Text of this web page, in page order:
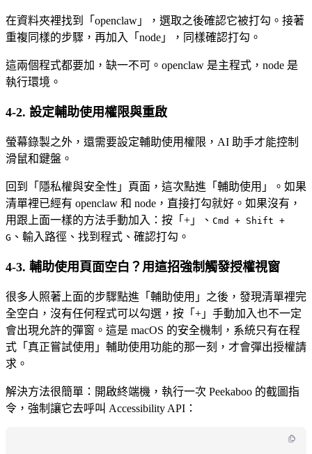
在資料夾裡找到「openclaw」，選取之後確認它被打勾。接著
重複同樣的步驟，再加入「node」，同樣確認打勾。
這兩個程式都要加，缺一不可。openclaw 是主程式，node 是
執行環境。
4-2. 設定輔助使用權限與重啟
螢幕錄製之外，還需要設定輔助使用權限，AI 助手才能控制
滑鼠和鍵盤。
回到「隱私權與安全性」頁面，這次點進「輔助使用」。如果
清單裡已經有 openclaw 和 node，直接打勾就好。如果沒有，
用跟上面一樣的方法手動加入：按「+」、 Cmd + Shift +
G 、輸入路徑、找到程式、確認打勾。
4-3. 輔助使用頁面空白？用這招強制觸發授權視窗
很多人照著上面的步驟點進「輔助使用」之後，發現清單裡完
全空白，沒有任何程式可以勾選，按「+」手動加入也不一定
會出現允許的彈窗。這是 macOS 的安全機制，系統只有在程
式「真正嘗試使用」輔助使用功能的那一刻，才會彈出授權請
求。
解決方法很簡單：開啟終端機，執行一次 Peekaboo 的截圖指
令，強制讓它去呼叫 Accessibility API：